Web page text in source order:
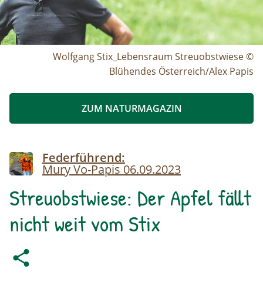
Wolfgang Stix_Lebensraum Streuobstwiese ©
Blühendes Österreich/Alex Papis
ZUM NATURMAGAZIN
ImageFederführend:
Mury Vo-Papis 06.09.2023
Streuobstwiese: Der Apfel fällt
nicht weit vom Stix